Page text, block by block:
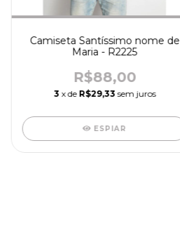
Camiseta Santíssimo nome de
Maria - R2225
R$88,00
3 x de R$29,33 sem juros
ESPIAR